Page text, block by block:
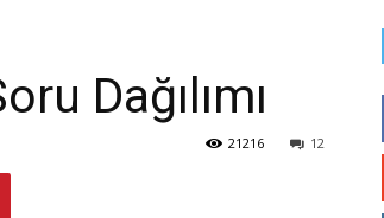
Dağılımı
12
21216